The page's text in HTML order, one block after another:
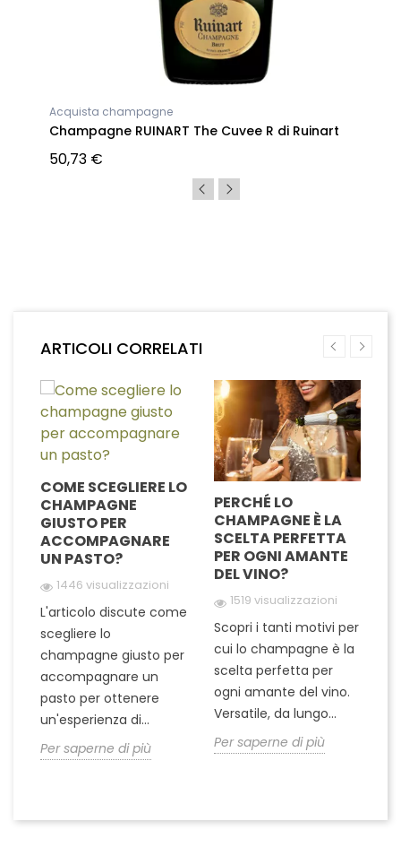
Acquista champagne
Champagne RUINART The Cuvee R di Ruinart
50,73 €
ARTICOLI CORRELATI
COME SCEGLIERE LO
CHAMPAGNE
GIUSTO PER
ACCOMPAGNARE
UN PASTO?
1446 visualizzazioni
L'articolo discute come
scegliere lo
champagne giusto per
accompagnare un
pasto per ottenere
un'esperienza di...
Per saperne di più
PERCHÉ LO
CHAMPAGNE È LA
SCELTA PERFETTA
PER OGNI AMANTE
DEL VINO?
1519 visualizzazioni
Scopri i tanti motivi per
cui lo champagne è la
scelta perfetta per
ogni amante del vino.
Versatile, da lungo...
Per saperne di più